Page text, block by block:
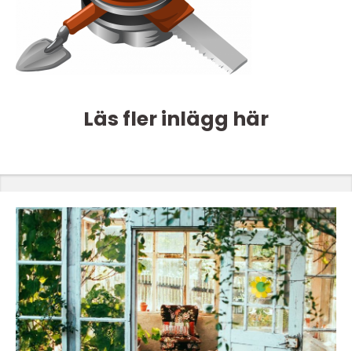
Läs fler inlägg här